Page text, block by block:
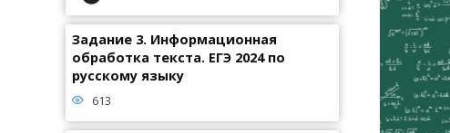
Задание 3. Информационная
обработка текста. ЕГЭ 2024 по
русскому языку
613